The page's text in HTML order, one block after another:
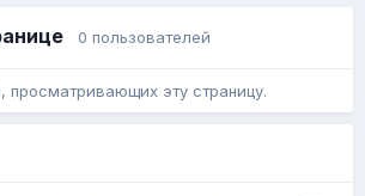
0 пользователей
просматривающих эту страницу.